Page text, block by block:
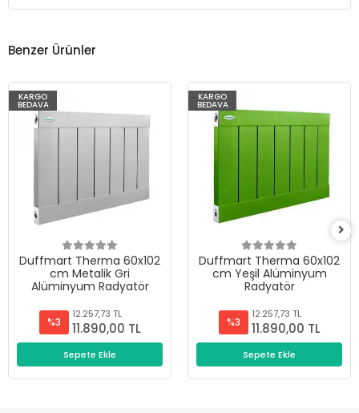
Benzer Ürünler
KARGO
BEDAVA
Duffmart Therma 60x102
cm Metalik Gri
Alüminyum Radyatör
%3
12.257,73 TL
11.890,00 TL
Sepete Ekle
KARGO
BEDAVA
Duffmart Therma 60x102
cm Yeşil Alüminyum
Radyatör
%3
12.257,73 TL
11.890,00 TL
Sepete Ekle